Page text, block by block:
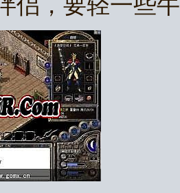
侣，要轻一些